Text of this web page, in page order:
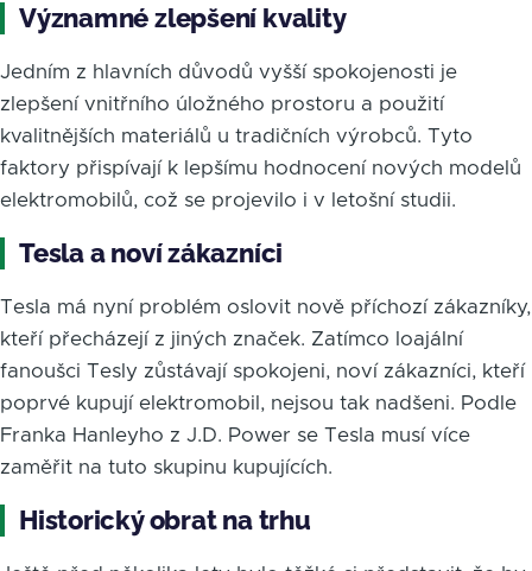
Významné zlepšení kvality
Jedním z hlavních důvodů vyšší spokojenosti je
zlepšení vnitřního úložného prostoru a použití
kvalitnějších materiálů u tradičních výrobců. Tyto
faktory přispívají k lepšímu hodnocení nových modelů
elektromobilů, což se projevilo i v letošní studii.
Tesla a noví zákazníci
Tesla má nyní problém oslovit nově příchozí zákazníky,
kteří přecházejí z jiných značek. Zatímco loajální
fanoušci Tesly zůstávají spokojeni, noví zákazníci, kteří
poprvé kupují elektromobil, nejsou tak nadšeni. Podle
Franka Hanleyho z J.D. Power se Tesla musí více
zaměřit na tuto skupinu kupujících.
Historický obrat na trhu